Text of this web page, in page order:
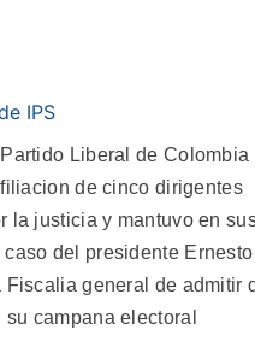
IPS
Liberal de Colombia
de cinco dirigentes
la justicia y mantuvo en
del presidente Ernesto
general de admitir
campana electoral